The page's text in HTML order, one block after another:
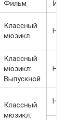
Фильм
Классный
мюзикл
Классный
мюзикл:
Выпускной
Классный
мюзикл: